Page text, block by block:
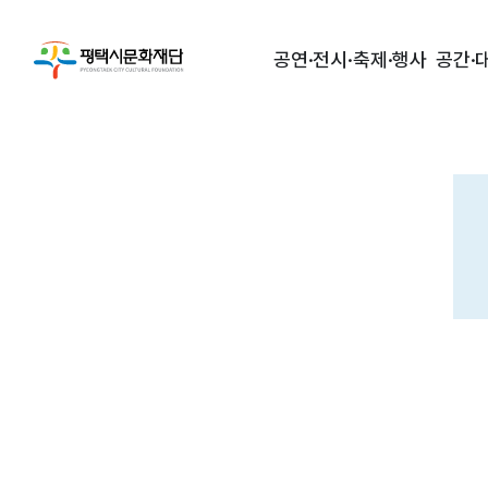
공연·전시·축제·행사 공간·